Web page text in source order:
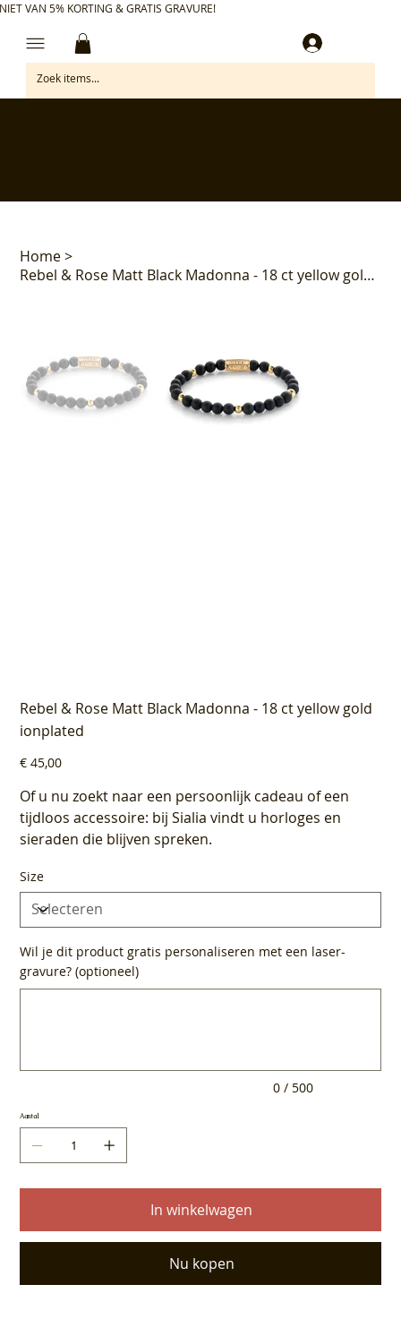
VAN 5% KORTING & GRATIS GRAVURE!
Home>
Rebel & Rose Matt Black Madonna - 18 ct yellow gold ionplated
Rebel & Rose Matt Black Madonna - 18 ct yellow gold
ionplated
Prijs
€ 45,00
Of u nu zoekt naar een persoonlijk cadeau of een
tijdloos accessoire: bij Sialia vindt u horloges en
sieraden die blijven spreken.
Size
Wil je dit product gratis personaliseren met een laser-
gravure? (optioneel)
0 / 500
Aantal
In winkelwagen
Nu kopen